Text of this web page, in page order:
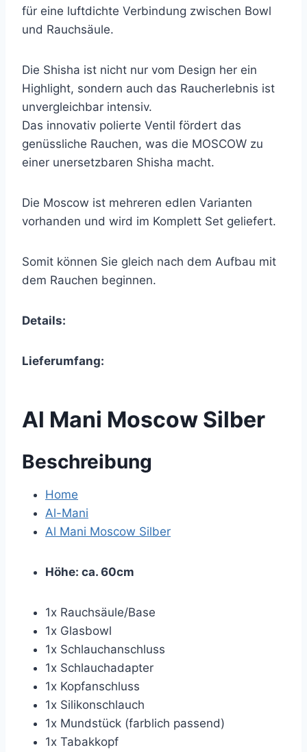
für eine luftdichte Verbindung zwischen Bowl
und Rauchsäule.
Die Shisha ist nicht nur vom Design her ein
Highlight, sondern auch das Raucherlebnis ist
unvergleichbar intensiv.
Das innovativ polierte Ventil fördert das
genüssliche Rauchen, was die MOSCOW zu
einer unersetzbaren Shisha macht.
Die Moscow ist mehreren edlen Varianten
vorhanden und wird im Komplett Set geliefert.
Somit können Sie gleich nach dem Aufbau mit
dem Rauchen beginnen.
Details:
Lieferumfang:
Al Mani Moscow Silber
Beschreibung
Home
Al-Mani
Al Mani Moscow Silber
Höhe: ca. 60cm
1x Rauchsäule/Base
1x Glasbowl
1x Schlauchanschluss
1x Schlauchadapter
1x Kopfanschluss
1x Silikonschlauch
1x Mundstück (farblich passend)
1x Tabakkopf